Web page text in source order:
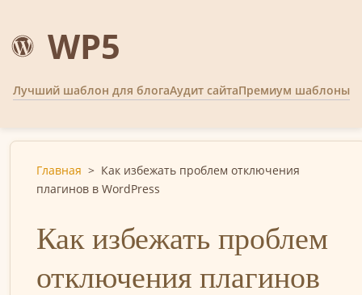
WP5
Лучший шаблон для блогаАудит сайтаПремиум шаблоны
Главная > Как избежать проблем отключения
плагинов в WordPress
Как избежать проблем
отключения плагинов